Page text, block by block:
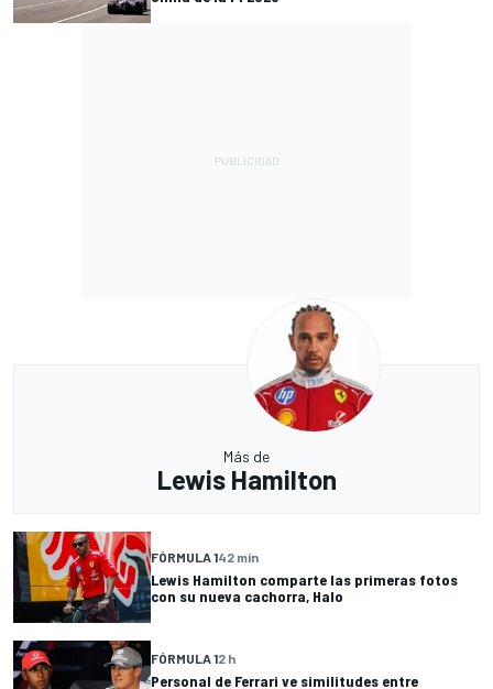
Más de
Lewis Hamilton
FÓRMULA 142 min
Lewis Hamilton comparte las primeras fotos
con su nueva cachorra, Halo
FÓRMULA 12 h
Personal de Ferrari ve similitudes entre